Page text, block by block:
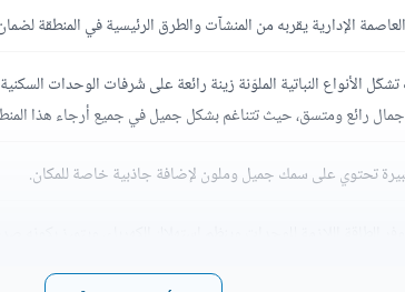
الإدارية يقربه من المنشآت والطرق الرئيسية في المنطقة
الأنواع النباتية الملوّنة زينة رائعة على شُرفات الوحدات
رائع ومتسق، حيث تتناغم بشكل جميل في جميع أرجاء هذا
تحتوي على سمك جميل وملون لإضافة جاذبية خاصة للمكان.